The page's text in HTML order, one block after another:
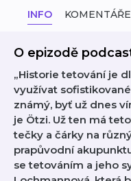
INFO KOMENTÁŘE
O epizodě
„Historie tetování je
využívat
známý, byť už dnes
je Ötzi. Už ten má
tečky a čárky na
prapůvodní
se tetováním a jeho